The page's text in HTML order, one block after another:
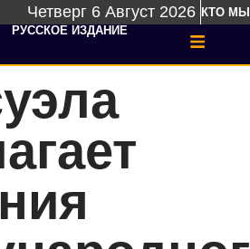
Четверг 6 Август 2026 КТО МЫ
РУССКОЕ ИЗДАНИЕ